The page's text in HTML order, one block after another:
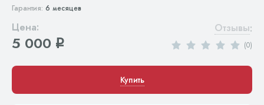
Гарантия: 6 месяцев
Цена:
5 000 q
Отзывы:
(0)
Купить